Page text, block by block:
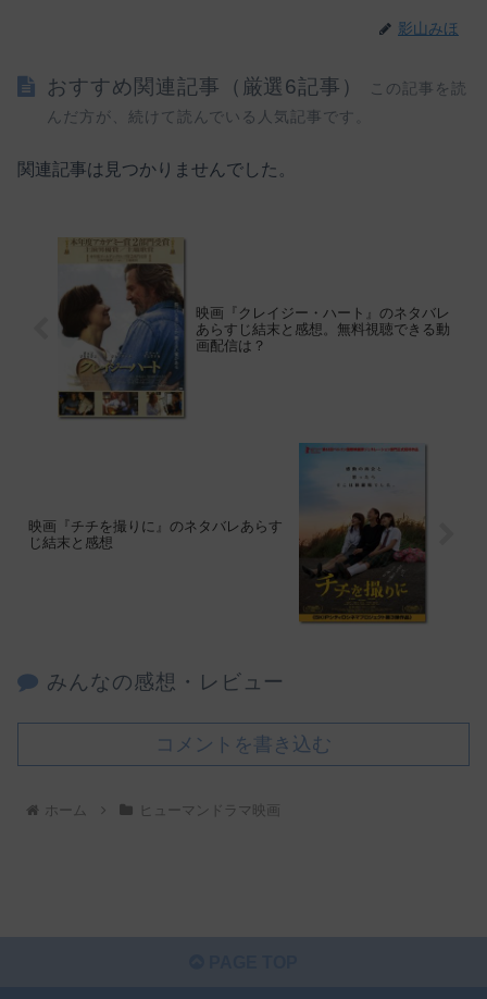
影山みほ
おすすめ関連記事（厳選6記事）
この記事を読
んだ方が、続けて読んでいる人気記事です。
関連記事は見つかりませんでした。
映画『クレイジー・ハート』のネタバレ
あらすじ結末と感想。無料視聴できる動
画配信は？
映画『チチを撮りに』のネタバレあらす
じ結末と感想
みんなの感想・レビュー
コメントを書き込む
ホーム ヒューマンドラマ映画